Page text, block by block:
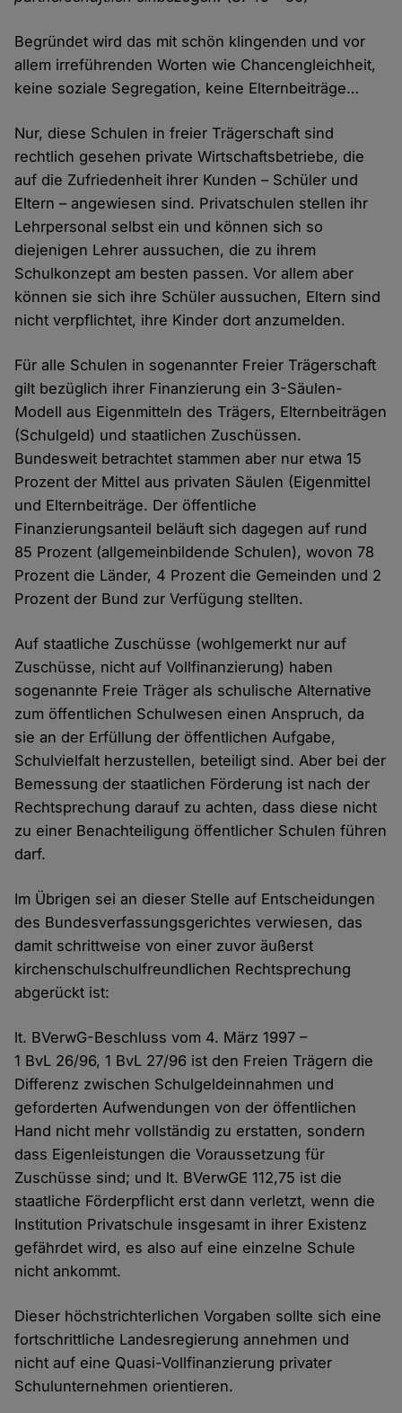
Begründet wird das mit schön klingenden und vor
allem irreführenden Worten wie Chancengleichheit,
keine soziale Segregation, keine Elternbeiträge…
Nur, diese Schulen in freier Trägerschaft sind
rechtlich gesehen private Wirtschaftsbetriebe, die
auf die Zufriedenheit ihrer Kunden – Schüler und
Eltern – angewiesen sind. Privatschulen stellen ihr
Lehrpersonal selbst ein und können sich so
diejenigen Lehrer aussuchen, die zu ihrem
Schulkonzept am besten passen. Vor allem aber
können sie sich ihre Schüler aussuchen, Eltern sind
nicht verpflichtet, ihre Kinder dort anzumelden.
Für alle Schulen in sogenannter Freier Trägerschaft
gilt bezüglich ihrer Finanzierung ein 3-Säulen-
Modell aus Eigenmitteln des Trägers, Elternbeiträgen
(Schulgeld) und staatlichen Zuschüssen.
Bundesweit betrachtet stammen aber nur etwa 15
Prozent der Mittel aus privaten Säulen (Eigenmittel
und Elternbeiträge. Der öffentliche
Finanzierungsanteil beläuft sich dagegen auf rund
85 Prozent (allgemeinbildende Schulen), wovon 78
Prozent die Länder, 4 Prozent die Gemeinden und 2
Prozent der Bund zur Verfügung stellten.
Auf staatliche Zuschüsse (wohlgemerkt nur auf
Zuschüsse, nicht auf Vollfinanzierung) haben
sogenannte Freie Träger als schulische Alternative
zum öffentlichen Schulwesen einen Anspruch, da
sie an der Erfüllung der öffentlichen Aufgabe,
Schulvielfalt herzustellen, beteiligt sind. Aber bei der
Bemessung der staatlichen Förderung ist nach der
Rechtsprechung darauf zu achten, dass diese nicht
zu einer Benachteiligung öffentlicher Schulen führen
darf.
Im Übrigen sei an dieser Stelle auf Entscheidungen
des Bundesverfassungsgerichtes verwiesen, das
damit schrittweise von einer zuvor äußerst
kirchenschulschulfreundlichen Rechtsprechung
abgerückt ist:
lt. BVerwG-Beschluss vom 4. März 1997 –
1 BvL 26/96, 1 BvL 27/96 ist den Freien Trägern die
Differenz zwischen Schulgeldeinnahmen und
geforderten Aufwendungen von der öffentlichen
Hand nicht mehr vollständig zu erstatten, sondern
dass Eigenleistungen die Voraussetzung für
Zuschüsse sind; und lt. BVerwGE 112,75 ist die
staatliche Förderpflicht erst dann verletzt, wenn die
Institution Privatschule insgesamt in ihrer Existenz
gefährdet wird, es also auf eine einzelne Schule
nicht ankommt.
Dieser höchstrichterlichen Vorgaben sollte sich eine
fortschrittliche Landesregierung annehmen und
nicht auf eine Quasi-Vollfinanzierung privater
Schulunternehmen orientieren.